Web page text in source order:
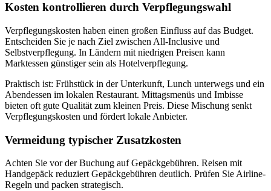
Kosten kontrollieren durch Verpflegungswahl
Verpflegungskosten haben einen großen Einfluss auf das Budget.
Entscheiden Sie je nach Ziel zwischen All-Inclusive und
Selbstverpflegung. In Ländern mit niedrigen Preisen kann
Marktessen günstiger sein als Hotelverpflegung.
Praktisch ist: Frühstück in der Unterkunft, Lunch unterwegs und ein
Abendessen im lokalen Restaurant. Mittagsmenüs und Imbisse
bieten oft gute Qualität zum kleinen Preis. Diese Mischung senkt
Verpflegungskosten und fördert lokale Anbieter.
Vermeidung typischer Zusatzkosten
Achten Sie vor der Buchung auf Gepäckgebühren. Reisen mit
Handgepäck reduziert Gepäckgebühren deutlich. Prüfen Sie Airline-
Regeln und packen strategisch.